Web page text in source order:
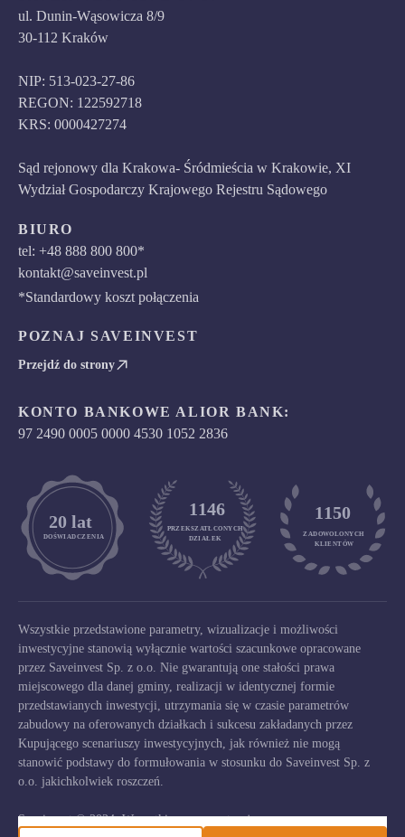
ul. Dunin-Wąsowicza 8/9
30-112 Kraków
NIP: 513-023-27-86
REGON: 122592718
KRS: 0000427274
Sąd rejonowy dla Krakowa- Śródmieścia w Krakowie, XI
Wydział Gospodarczy Krajowego Rejestru Sądowego
BIURO
tel: +48 888 800 800*
kontakt@saveinvest.pl
*Standardowy koszt połączenia
POZNAJ SAVEINVEST
Przejdź do strony
KONTO BANKOWE ALIOR BANK:
97 2490 0005 0000 4530 1052 2836
DOŚWIADCZENIA
	20 lat
1146
PRZEKSZATŁCONYCH
DZIAŁEK
1150
ZADOWOLONYCH
KLIENTÓW
Wszystkie przedstawione parametry, wizualizacje i możliwości
inwestycyjne stanowią wyłącznie wartości szacunkowe opracowane
przez Saveinvest Sp. z o.o. Nie gwarantują one stałości prawa
miejscowego dla danej gminy, realizacji w identycznej formie
przedstawianych inwestycji, utrzymania się w czasie parametrów
zabudowy na oferowanych działkach i sukcesu zakładanych przez
Kupującego scenariuszy inwestycyjnych, jak również nie mogą
stanowić podstawy do formułowania w stosunku do Saveinvest Sp. z
o.o. jakichkolwiek roszczeń.
Saveinvest © 2024. Wszystkie prawa zastrzeżone.